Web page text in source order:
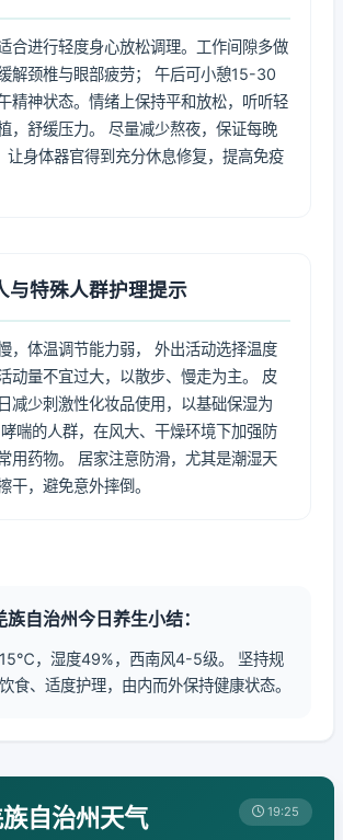
合进行轻度身心放松调理。工作间隙多做
解颈椎与眼部疲劳； 午后可小憩15-30
精神状态。情绪上保持平和放松，听听轻
，舒缓压力。 尽量减少熬夜，保证每晚
身体器官得到充分休息修复，提高免疫
与特殊人群护理提示
，体温调节能力弱， 外出活动选择温度
动量不宜过大，以散步、慢走为主。 皮
减少刺激性化妆品使用，以基础保湿为
喘的人群，在风大、干燥环境下加强防
用药物。 居家注意防滑，尤其是潮湿天
干，避免意外摔倒。
族自治州今日养生小结：
，湿度49%，西南风4-5级。 坚持规
食、适度护理，由内而外保持健康状态。
自治州天气 19:25